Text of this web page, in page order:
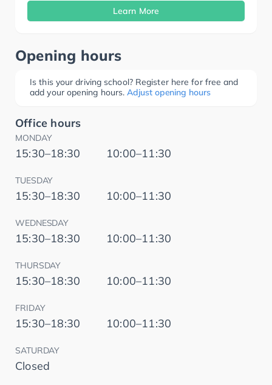
Learn More
Opening hours
Is this your driving school? Register here for free and
add your opening hours. Adjust opening hours
Office hours
MONDAY
15:30–18:30 10:00–11:30
TUESDAY
15:30–18:30 10:00–11:30
WEDNESDAY
15:30–18:30 10:00–11:30
THURSDAY
15:30–18:30 10:00–11:30
FRIDAY
15:30–18:30 10:00–11:30
SATURDAY
Closed